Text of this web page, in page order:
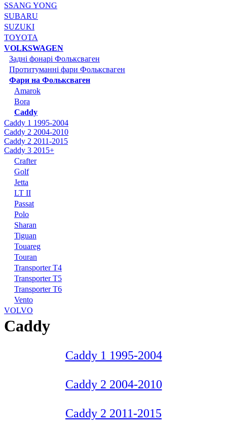
SSANG YONG
SUBARU
SUZUKI
TOYOTA
VOLKSWAGEN
Задні фонарі Фольксваген
Протитуманні фари Фольксваген
Фари на Фольксваген
Amarok
Bora
Caddy
Caddy 1 1995-2004
Caddy 2 2004-2010
Caddy 2 2011-2015
Caddy 3 2015+
Crafter
Golf
Jetta
LT II
Passat
Polo
Sharan
Tiguan
Touareg
Touran
Transporter T4
Transporter T5
Transporter T6
Vento
VOLVO
Caddy
Caddy 1 1995-2004
Caddy 2 2004-2010
Caddy 2 2011-2015